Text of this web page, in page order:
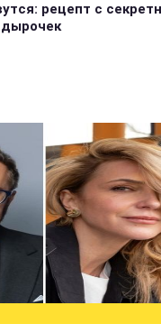
рецепт с